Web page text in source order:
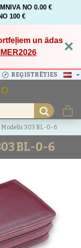
NO 0.00 €
100 €
un ādas ×
REĢISTRĒTIES
Modelis 303 BL-0-6
BL-0-6